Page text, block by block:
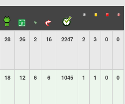
28 26 2 16 2247 2 3 0 0
18 12 6 6 1045 1 1 0 0